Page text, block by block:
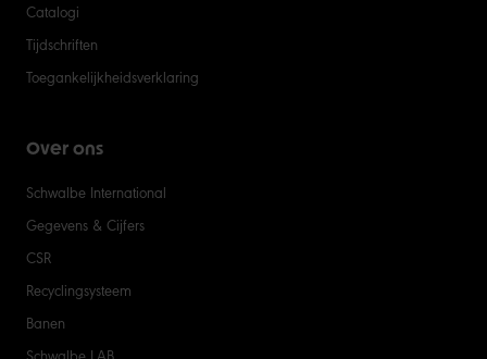
Catalogi
Tijdschriften
Toegankelijkheidsverklaring
Over ons
Schwalbe International
Gegevens & Cijfers
CSR
Recyclingsysteem
Banen
Schwalbe LAB